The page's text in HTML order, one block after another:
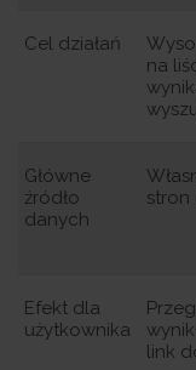
Cel działań
na
Główne
źródło
danych
stron
Efekt dla
użytkownika
link